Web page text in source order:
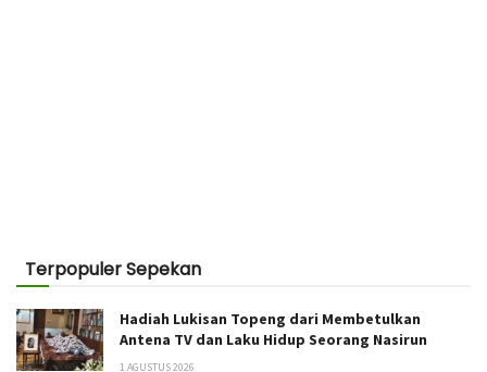
Terpopuler Sepekan
Hadiah Lukisan Topeng dari Membetulkan
Antena TV dan Laku Hidup Seorang Nasirun
1 AGUSTUS 2026